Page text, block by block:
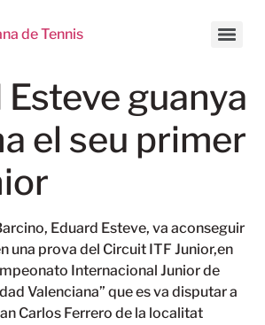
Esteve guanya
el seu primer
Eduard Esteve, va aconseguir
una prova del Circuit ITF Junior,en
Internacional Junior de
Valenciana” que es va disputar a
Carlos Ferrero de la localitat